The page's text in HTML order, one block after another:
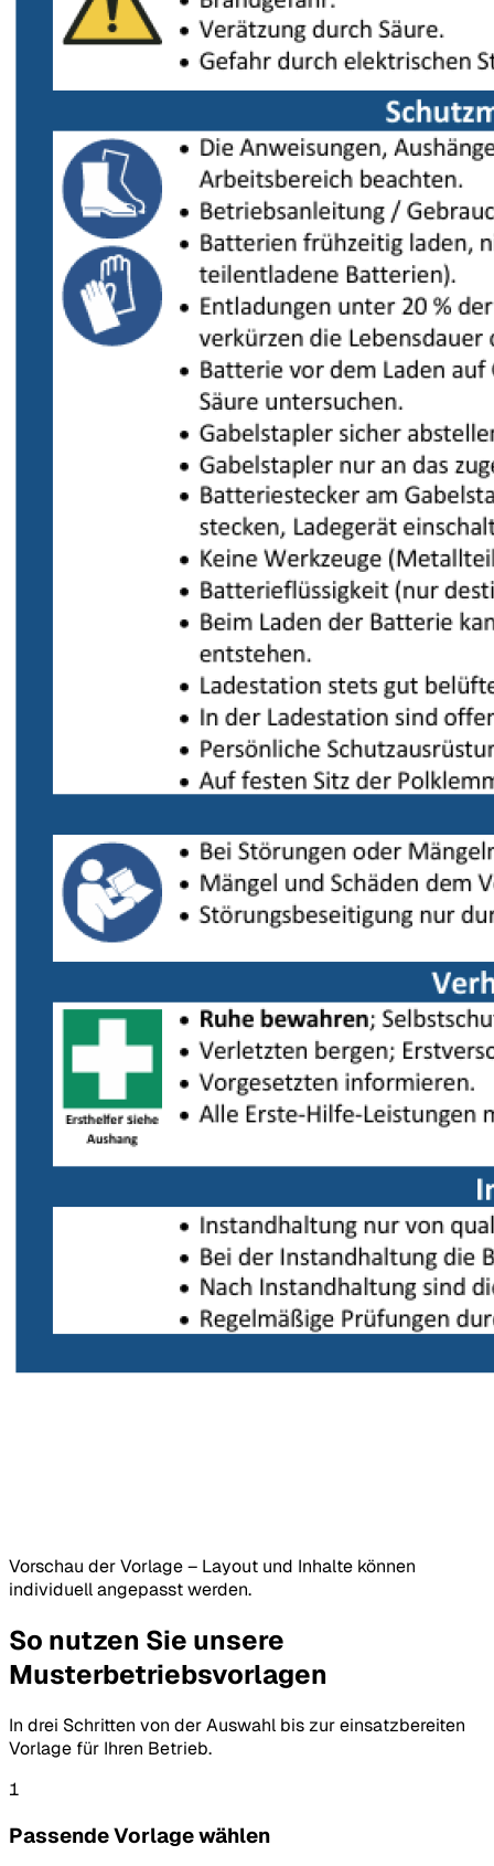
Vorschau der Vorlage – Layout und Inhalte können
individuell angepasst werden.
So nutzen Sie unsere
Musterbetriebsvorlagen
In drei Schritten von der Auswahl bis zur einsatzbereiten
Vorlage für Ihren Betrieb.
1
Passende Vorlage wählen